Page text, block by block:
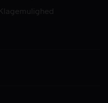
Klagemulighed